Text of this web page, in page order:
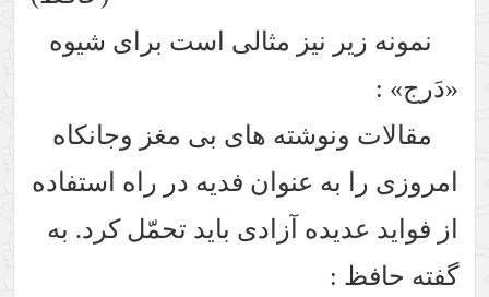
نیز مثالی است برای شیوه
های بی مغز وجانکاه
عنوان فدیه در راه استفاده
آزادی باید تحمّل کرد. به